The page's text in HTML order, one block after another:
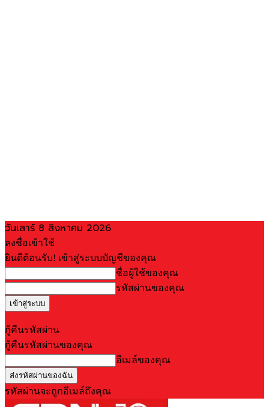
วันเสาร์ 8 สิงหาคม 2026
ลงชื่อเข้าใช้
ยินดีต้อนรับ! เข้าสู่ระบบบัญชีของคุณ
ชื่อผู้ใช้ของคุณ
รหัสผ่านของคุณ
กู้คืนรหัสผ่าน
กู้คืนรหัสผ่านของคุณ
อีเมล์ของคุณ
รหัสผ่านจะถูกอีเมล์ถึงคุณ